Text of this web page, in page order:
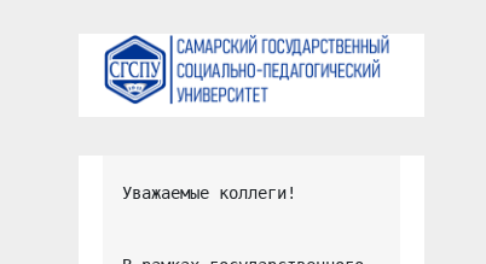
Уважаемые коллеги!